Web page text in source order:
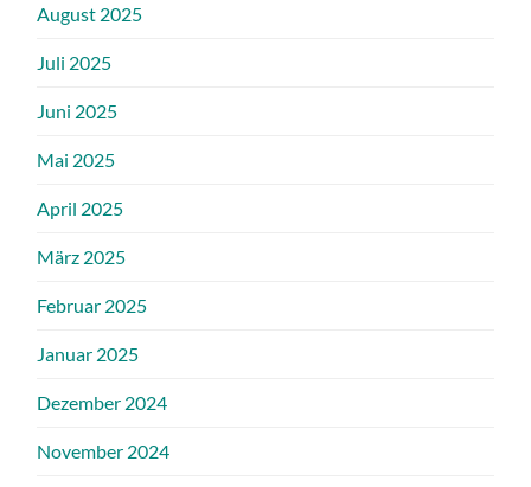
August 2025
Juli 2025
Juni 2025
Mai 2025
April 2025
März 2025
Februar 2025
Januar 2025
Dezember 2024
November 2024